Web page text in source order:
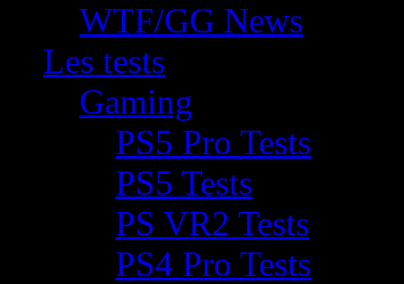
WTF/GG News
Les tests
Gaming
PS5 Pro Tests
PS5 Tests
PS VR2 Tests
PS4 Pro Tests